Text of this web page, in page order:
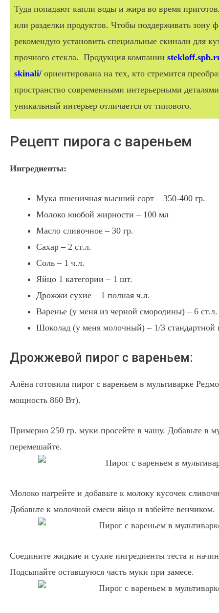
Туда попадают капли воды и жира во время
или разделки продуктов. Чтобы поддерживать зону
рекомендую установить специальные скинали для
прочного стекла. Продукция компании
skinali/ ориентирована на тех, кто стремится
пространство современными интерьерными
уникальный интерьер отличается от типового.
Рецепт пирога с вареньем
Ингредиенты:
Мука пшеничная высший сорт – 350-400 гр.
Молоко ююбой жирности – 100 мл
Масло сливочное – 30 гр.
Сахар – 2 ст.л.
Соль – 1 ч.л.
Яйцо 1 категории – 1 шт.
Дрожжи сухие – 1 полная ч.л.
Варенье (у меня из черной смородины) – 6 ст.л.
Шоколад (у меня молочный) – 1/3 стандартной
Дрожжевой пирог с вареньем:
Алёна готовила пирог с вареньем в мультиварке
мощность 860 Вт).
Примерно 250 гр. муки просейте в чашу. Добавьте в
перемешайте.
Молоко нагрейте и добавьте к молоку кусочек
Добавьте к молочной смеси яйцо и взбейте венчиком.
Соедините жидкие и сухие ингредиенты теста и
Подсыпайте оставшуюся часть муки при замесе.